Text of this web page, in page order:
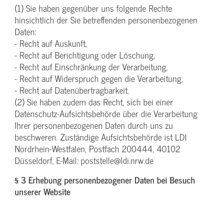
(1) Sie haben gegenüber uns folgende Rechte
hinsichtlich der Sie betreffenden personenbezogenen
Daten:
- Recht auf Auskunft,
- Recht auf Berichtigung oder Löschung,
- Recht auf Einschränkung der Verarbeitung,
- Recht auf Widerspruch gegen die Verarbeitung,
- Recht auf Datenübertragbarkeit.
(2) Sie haben zudem das Recht, sich bei einer
Datenschutz-Aufsichtsbehörde über die Verarbeitung
Ihrer personenbezogenen Daten durch uns zu
beschweren. Zuständige Aufsichtsbehörde ist LDI
Nordrhein-Westfalen, Postfach 200444, 40102
Düsseldorf, E-Mail: poststelle@ldi.nrw.de
§ 3 Erhebung personenbezogener Daten bei Besuch
unserer Website